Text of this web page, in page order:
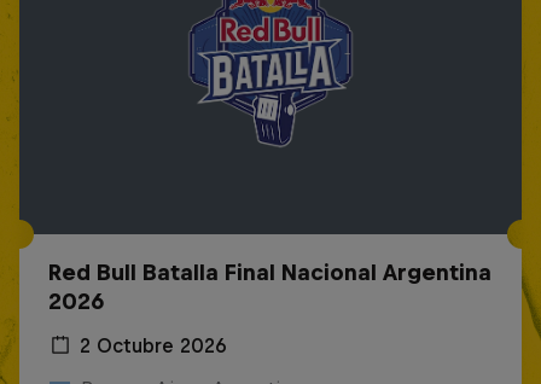
Red Bull Batalla Final Nacional Argentina
2026
2 Octubre 2026